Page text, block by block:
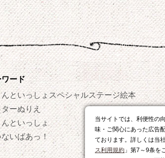
当サイトでは、利便性の
味・ご関心にあった広告
ております。詳しくは当
ス利用規約 」第7～9条を
ード
といっしょスペシャルステージ
ーぬりえ
といっしょ
いばあっ！
絵本
おやつ
レシピ